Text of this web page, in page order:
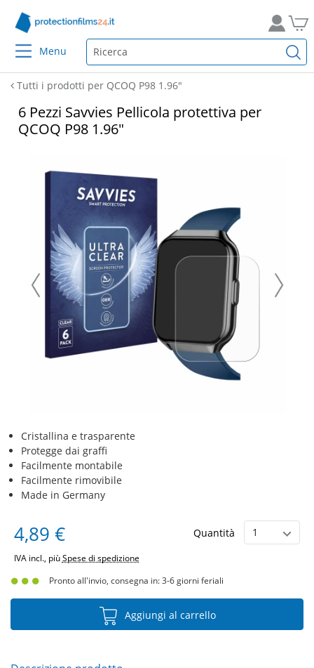
Menu
Tutti i prodotti per QCOQ P98 1.96"
6 Pezzi Savvies Pellicola protettiva per
QCOQ P98 1.96"
Cristallina e trasparente
Protegge dai graffi
Facilmente montabile
Facilmente rimovibile
Made in Germany
4,89 € Quantità
IVA incl., piùSpese di spedizione
Pronto all'invio, consegna in: 3-6 giorni feriali
Aggiungi al carrello